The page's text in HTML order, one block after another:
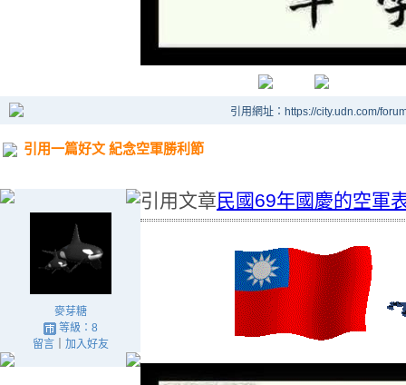
引用網址：https://city.udn.com/
引用一篇好文 紀念空軍勝利節
麥芽糖
等級：8
留言｜ 加入好友
引用文章 民國69年國慶的空軍